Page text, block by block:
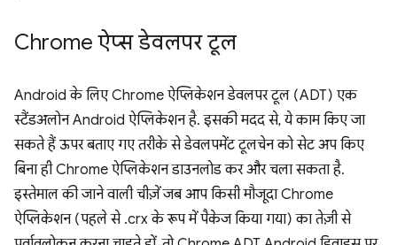
Chrome ऐप्स डेवलपर टूल
Android के लिए Chrome ऐप्लिकेशन डेवलपर टूल (ADT) एक
स्टैंडअलोन Android ऐप्लिकेशन है. इसकी मदद से, ये काम किए जा
सकते हैं ऊपर बताए गए तरीके से डेवलपमेंट टूलचेन को सेट अप किए
बिना ही Chrome ऐप्लिकेशन डाउनलोड कर और चला सकता है.
इस्तेमाल की जाने वाली चीज़ें जब आप किसी मौजूदा Chrome
ऐप्लिकेशन (पहले से .crx के रूप में पैकेज किया गया) का तेज़ी से